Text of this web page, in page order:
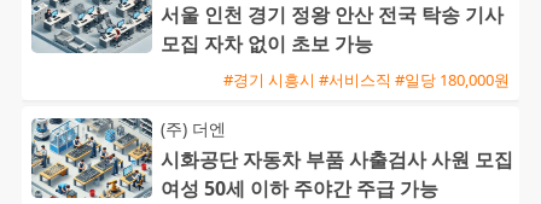
서울 인천 경기 정왕 안산 전국 탁송 기사
모집 자차 없이 초보 가능
#경기 시흥시 #서비스직 #일당 180,000원
(주) 더엔
시화공단 자동차 부품 사출검사 사원 모집
여성 50세 이하 주야간 주급 가능